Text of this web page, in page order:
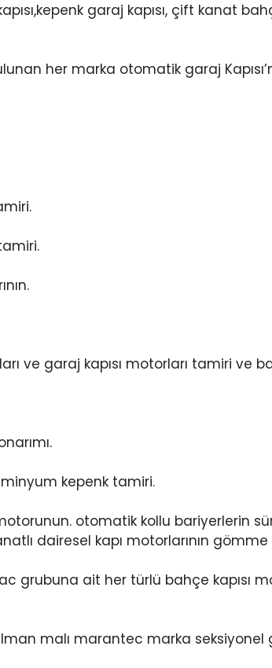
garaj kapısı, çift kanat
her marka otomatik garaj
ve garaj kapısı motorları tamiri ve
kepenk tamiri.
otomatik kollu bariyerlerin
dairesel kapı motorlarının
ait her türlü bahçe kapısı
malı marantec marka seksiyonel